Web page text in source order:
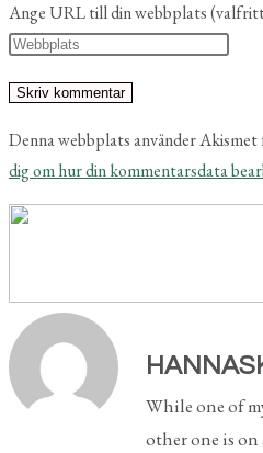
Ange URL till din webbplats
Denna webbplats använder
dig om hur din kommentarsdata
While one of
other one is